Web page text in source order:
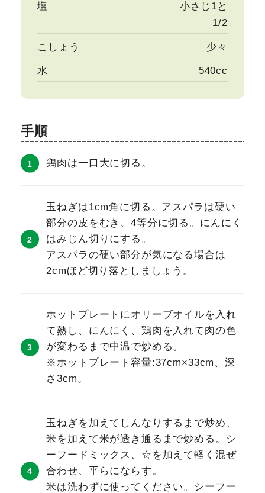
塩
小さじ1と
1/2
こしょう 少々
水 540cc
手順
鶏肉は一口大に切る。
玉ねぎは1cm角に切る。アスパラは硬い
部分の皮をむき、4等分に切る。にんにく
はみじん切りにする。
アスパラの硬い部分が気になる場合は
2cmほど切り落としましょう。
ホットプレートにオリーブオイルを入れ
て熱し、にんにく、鶏肉を入れて肉の色
が変わるまで中温で炒める。
※ホットプレート容量:37cm×33cm、深
さ3cm。
玉ねぎを加えてしんなりするまで炒め、
米を加えて米が透き通るまで炒める。シ
ーフードミックス、☆を加えて軽く混ぜ
合わせ、平らにならす。
米は洗わずに使ってください。シーフー